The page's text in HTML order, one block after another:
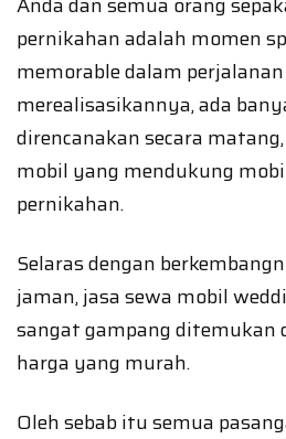
pernikahan adalah momen
memorable dalam
merealisasikannya, ada
direncanakan secara
mobil yang mendukung
pernikahan.
Selaras dengan
jaman, jasa sewa mobil
sangat gampang ditemukan
harga yang murah.
Oleh sebab itu semua